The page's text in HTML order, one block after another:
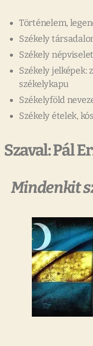
Történelem,
Székely
Székely
Székely jelképek:
székelykapu
Székelyföld
Székely ételek,
Szaval: Pál
Mindenkit